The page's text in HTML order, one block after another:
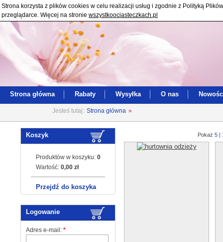
Strona korzysta z plików cookies w celu realizacji usług i zgodnie z Polityką
przeglądarce. Więcej na stronie wszystkoociasteczkach.pl
Strona główna Rabaty Wysyłka O nas
Jesteś tutaj: Strona główna »
Koszyk
Produktów w koszyku: 0
Wartość: 0,00 zł
Przejdź do koszyka
Logowanie
Adres e-mail: *
Pokaż 5 |